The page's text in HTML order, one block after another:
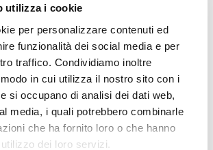
utilizza i cookie
per personalizzare contenuti ed
funzionalità dei social media e per
traffico. Condividiamo inoltre
in cui utilizza il nostro sito con i
si occupano di analisi dei dati web,
media, i quali potrebbero combinarle
che ha fornito loro o che hanno
dei loro servizi.
in
e
-
VIADURINI LIGHTING
Lampada a LED
Ricaricabile in Polietilene
per Interno o Esterno -